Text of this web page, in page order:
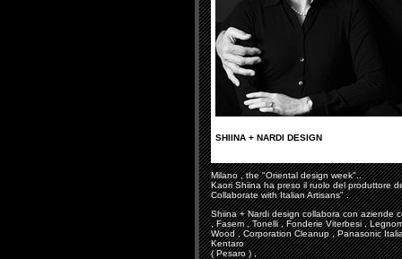
SHIINA + NARDI DESIGN
Milano , the "Oriental design week"..
Kaori Shiina ha preso il ruolo del produttore
Collaborate with Italian Artisans" .
Shiina + Nardi design collabora con aziende
, Fasem , Tonelli , Fonderie Viterbesi ,
Wood , Corporation Cleanup , Panasonic
Kentaro
( Pesaro ) ,